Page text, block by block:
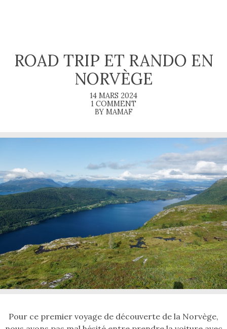
ROAD TRIP ET RANDO EN
NORVÈGE
14 MARS 2024
1 COMMENT
BY MAMAF
Pour ce premier voyage de découverte de la Norvège,